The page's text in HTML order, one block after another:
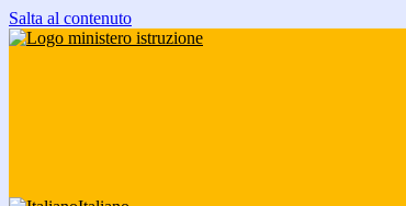
Salta al contenuto